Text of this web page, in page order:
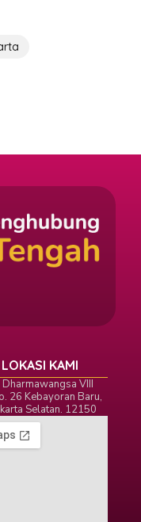
LOKASI KAMI
Dharmawangsa VIII
26 Kebayoran Baru,
Selatan. 12150